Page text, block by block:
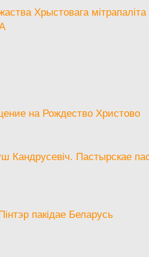
Хрыстовага мітрапаліта
на Рождество Христово
Кандрусевіч. Пастырскае
пакідае Беларусь